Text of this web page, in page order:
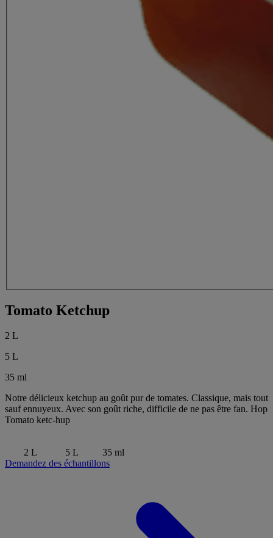
Tomato Ketchup
2 L
5 L
35 ml
Notre délicieux ketchup au goût pur de tomates. Classique, mais tout
sauf ennuyeux. Avec son goût riche, difficile de ne pas être fan. Hop
Tomato ketc-hup
2 L 5 L
35 ml
Demandez des échantillons